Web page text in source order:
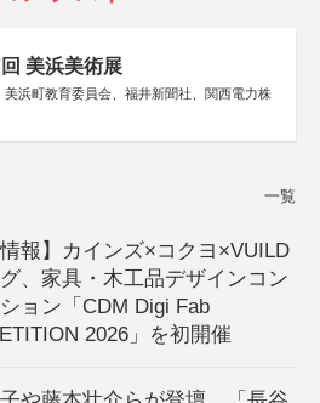
美浜美術展
美浜町教育委員会、福井新聞社、関西電力株
一覧
情報】カインズ×コクヨ×VUILD
、家具・木工品デザインコン
ョン「CDM Digi Fab
2026」を初開催